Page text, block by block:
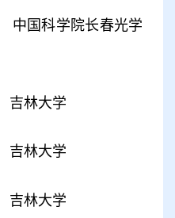
国科学院长春光学
大学
大学
大学